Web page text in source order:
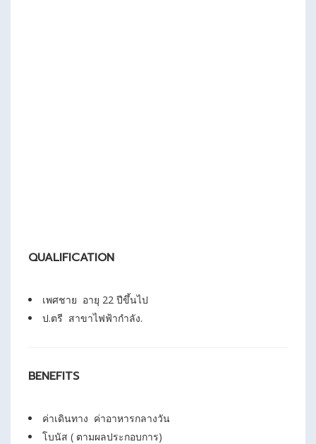
QUALIFICATION
เพศชาย อายุ 22 ปีขึ้นไป
ป.ตรี สาขาไฟฟ้ากำลัง.
BENEFITS
ค่าเดินทาง ค่าอาหารกลางวัน
โบนัส ( ตามผลประกอบการ)